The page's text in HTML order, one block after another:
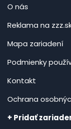
O nás
Reklama na
Mapa zariadení
Podmienky
Kontakt
Ochrana
+ Pridať